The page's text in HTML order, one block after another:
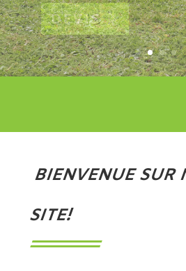
DEVIS
BIENVENUE SUR
SITE!